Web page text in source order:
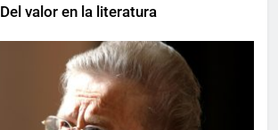
Del valor en la literatura